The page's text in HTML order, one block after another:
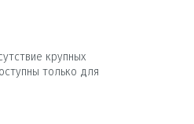
крупных
только для